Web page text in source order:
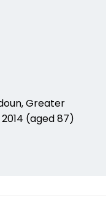
Greater
(aged 87)